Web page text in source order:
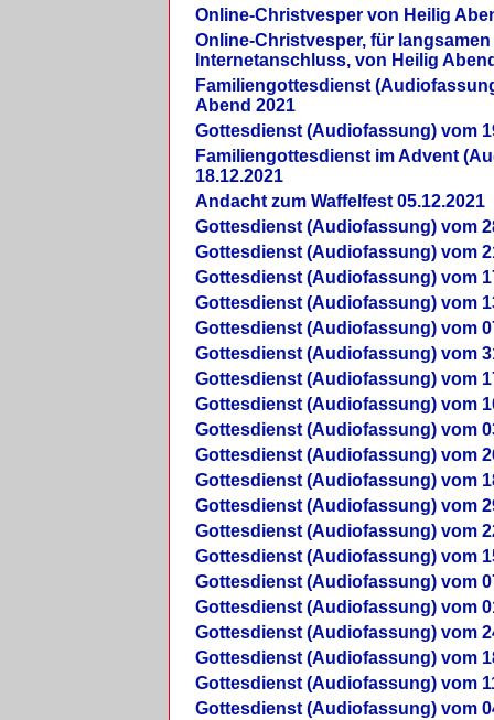
Online-Christvesper von Heilig
Online-Christvesper, für langsamen
Internetanschluss, von Heilig
Familiengottesdienst
Abend 2021
Gottesdienst (Audiofassung) vom
Familiengottesdienst im Advent
18.12.2021
Andacht zum Waffelfest 05.12.2021
Gottesdienst (Audiofassung) vom
Gottesdienst (Audiofassung) vom
Gottesdienst (Audiofassung) vom
Gottesdienst (Audiofassung) vom
Gottesdienst (Audiofassung) vom
Gottesdienst (Audiofassung) vom
Gottesdienst (Audiofassung) vom
Gottesdienst (Audiofassung) vom
Gottesdienst (Audiofassung) vom
Gottesdienst (Audiofassung) vom
Gottesdienst (Audiofassung) vom
Gottesdienst (Audiofassung) vom
Gottesdienst (Audiofassung) vom
Gottesdienst (Audiofassung) vom
Gottesdienst (Audiofassung) vom
Gottesdienst (Audiofassung) vom
Gottesdienst (Audiofassung) vom
Gottesdienst (Audiofassung) vom
Gottesdienst (Audiofassung) vom
Gottesdienst (Audiofassung) vom